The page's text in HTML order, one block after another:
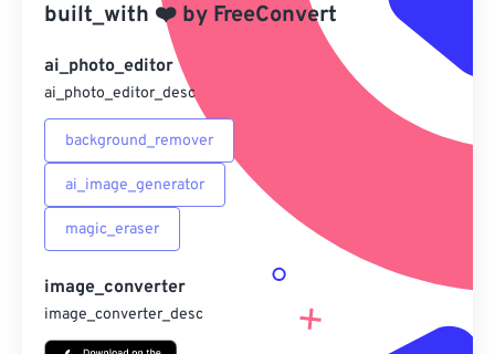
另存為預設
built_with ❤️ by FreeConvert
ai_photo_editor
ai_photo_editor_desc
background_remover
ai_image_generator
magic_eraser
image_converter
image_converter_desc